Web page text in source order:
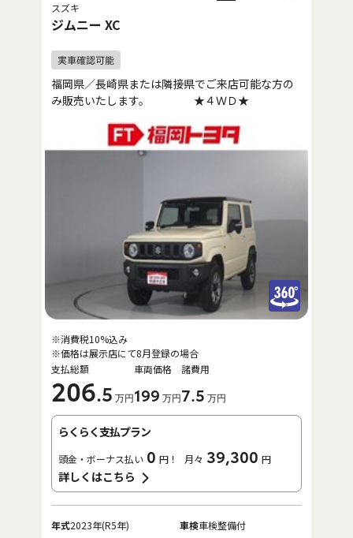
スズキ
ジムニー XC
福岡県／長崎県または隣接県でご来店可能な方の
み販売いたします。 ★４ＷＤ★
支払総額
206.5 万円
車両価格
199 万円
諸費用
7.5 万円
※消費税10%込み
※価格は展示店にて8月登録の場合
らくらく支払プラン
頭金・ボーナス払い 0 円！ 月々 39,300 円
詳しくはこちら
年式2023年(R5年) 車検車検整備付